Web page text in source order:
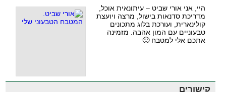
היי, אני אורי שביט – עיתונאית אוכל,
מדריכת סדנאות בישול, מרצה ויועצת
קולינארית, ועורכת בלוג מתכונים
טבעוניים עם המון אהבה. מזמינה
אתכם אלי למטבח 🙂
קישורים